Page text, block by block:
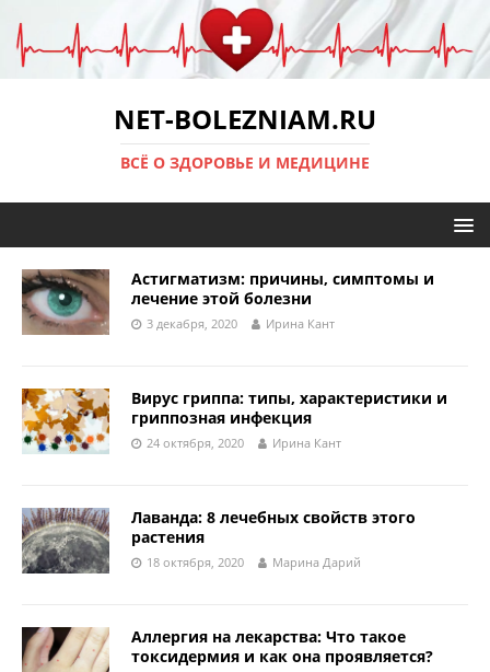
NET-BOLEZNIAM.RU
ВСЁ О ЗДОРОВЬЕ И МЕДИЦИНЕ
Астигматизм: причины, симптомы и
лечение этой болезни
3 декабря, 2020 Ирина Кант
Вирус гриппа: типы, характеристики и
гриппозная инфекция
24 октября, 2020 Ирина Кант
Лаванда: 8 лечебных свойств этого
растения
18 октября, 2020 Марина Дарий
Аллергия на лекарства: Что такое
токсидермия и как она проявляется?